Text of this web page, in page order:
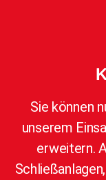
Sie können
unserem
erweitern.